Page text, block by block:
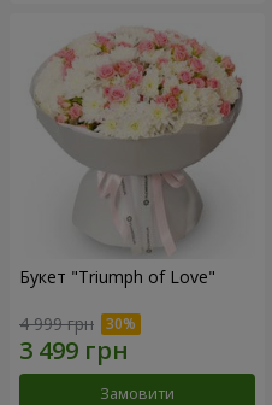
Букет "Triumph of Love"
4 999 грн
Замовити